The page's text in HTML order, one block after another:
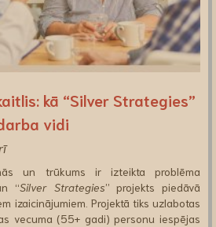
kā “Silver Strategies”
vidi
un trūkums ir izteikta problēma
“Silver Strategies” projekts piedāvā
izaicinājumiem. Projektā tiks uzlabotas
vecuma (55+ gadi) personu iespējas